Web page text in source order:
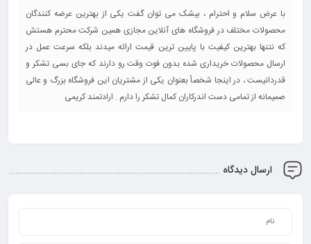
با عرض سلام و احترام ، بیشک می توان گفت یکی از بهترین عرضه کنندگان
محصولات مختلف در فروشگاه های آنلاین مجازی همین شرکت محترم هستش
که نتنها بهترین کیفیت با پایین ترین قیمت ارائه میدند بلکه سرعت عمل در
ارسال محصولات خریداری شده بدون فوت وقت رو دارند که جای بسی تشکر و
قدردانیست ، در اینجا شخصأ بعنوان یکی از مشتریان این فروشگاه بزرگ و عالی
صمیمانه از تمامی دست اندرکاران کمال تشکر را دارم . ارادتمند کریمی
ارسال دیدگاه